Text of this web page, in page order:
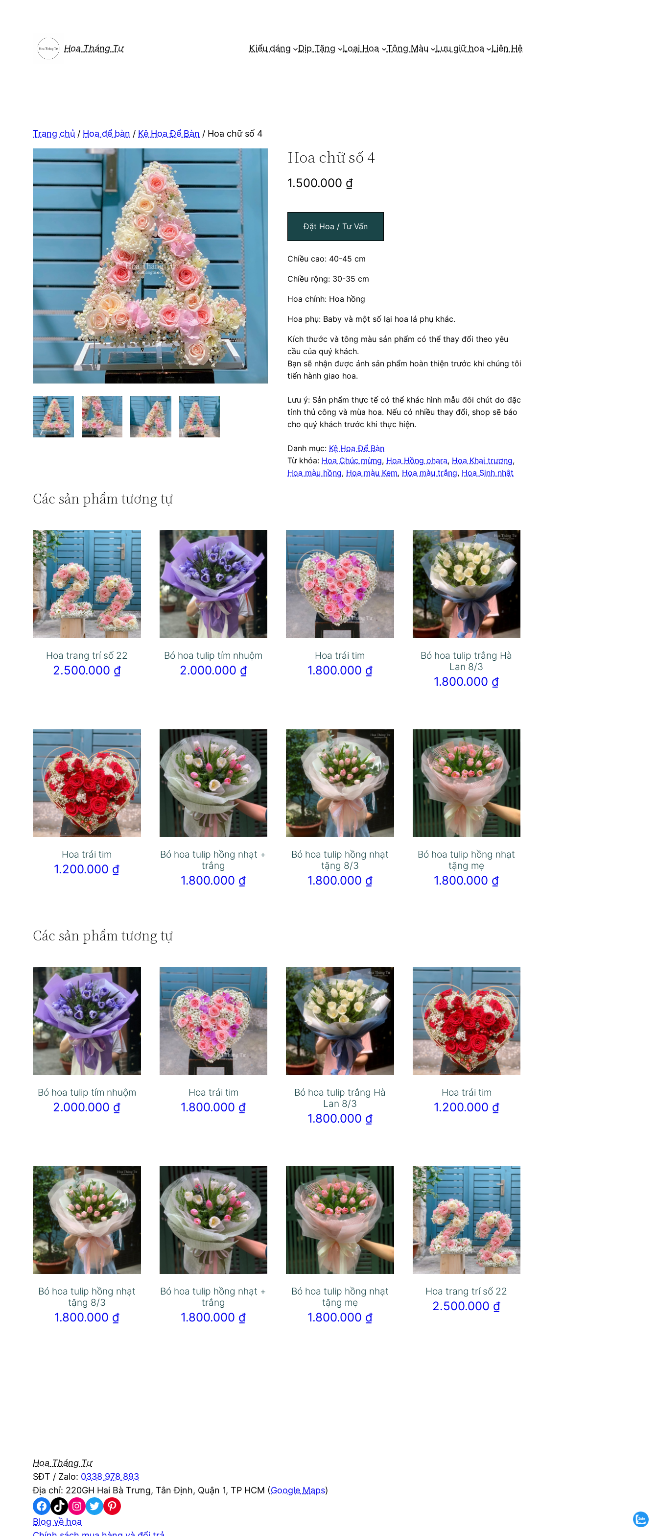
Hoa Tháng Tư Kiểu dáng Dịp Tặng Loại Hoa Tông Màu Lưu giữ hoa Liên Hệ
Trang chủ / Hoa để bàn / Kệ Hoa Để Bàn / Hoa chữ số 4
Hoa chữ số 4
1.500.000 ₫
Đặt Hoa / Tư Vấn
Chiều cao: 40-45 cm
Chiều rộng: 30-35 cm
Hoa chính: Hoa hồng
Hoa phụ: Baby và một số lại hoa lá phụ khác.
Kích thước và tông màu sản phẩm có thể thay đổi theo yêu
cầu của quý khách.
Bạn sẽ nhận được ảnh sản phẩm hoàn thiện trước khi chúng tôi
tiến hành giao hoa.
Lưu ý: Sản phẩm thực tế có thể khác hình mẫu đôi chút do đặc
tính thủ công và mùa hoa. Nếu có nhiều thay đổi, shop sẽ báo
cho quý khách trước khi thực hiện.
Danh mục: Kệ Hoa Để Bàn
Từ khóa: Hoa Chúc mừng, Hoa Hồng ohara, Hoa Khai trương,
Hoa màu hồng, Hoa màu Kem, Hoa màu trắng, Hoa Sinh nhật
Các sản phẩm tương tự
Hoa trang trí số 22
2.500.000 ₫
Bó hoa tulip tím nhuộm
2.000.000 ₫
Hoa trái tim
1.800.000 ₫
Bó hoa tulip trắng Hà
Lan 8/3
1.800.000 ₫
Hoa trái tim
1.200.000 ₫
Bó hoa tulip hồng nhạt +
trắng
1.800.000 ₫
Bó hoa tulip hồng nhạt
tặng 8/3
1.800.000 ₫
Bó hoa tulip hồng nhạt
tặng mẹ
1.800.000 ₫
Các sản phẩm tương tự
Bó hoa tulip tím nhuộm
2.000.000 ₫
Hoa trái tim
1.800.000 ₫
Bó hoa tulip trắng Hà
Lan 8/3
1.800.000 ₫
Hoa trái tim
1.200.000 ₫
Bó hoa tulip hồng nhạt
tặng 8/3
1.800.000 ₫
Bó hoa tulip hồng nhạt +
trắng
1.800.000 ₫
Bó hoa tulip hồng nhạt
tặng mẹ
1.800.000 ₫
Hoa trang trí số 22
2.500.000 ₫
Hoa Tháng Tư
SĐT / Zalo: 0338 978 893
Địa chỉ: 220GH Hai Bà Trưng, Tân Định, Quận 1, TP HCM (Google Maps)
Facebook
TikTokInstagram
TwitterPinterest
Blog về hoa